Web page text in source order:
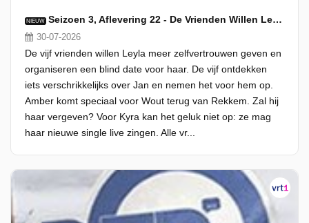
NIEUW Seizoen 3, Aflevering 22 - De Vrienden Willen Leyla Helpen
30-07-2026
De vijf vrienden willen Leyla meer zelfvertrouwen geven en
organiseren een blind date voor haar. De vijf ontdekken
iets verschrikkelijks over Jan en nemen het voor hem op.
Amber komt speciaal voor Wout terug van Rekkem. Zal hij
haar vergeven? Voor Kyra kan het geluk niet op: ze mag
haar nieuwe single live zingen. Alle vr...